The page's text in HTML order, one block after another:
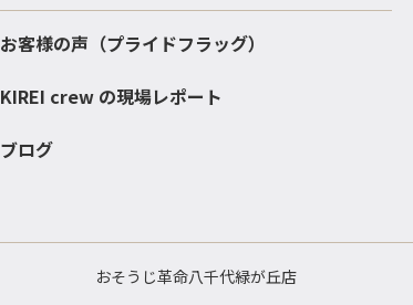
お客様の声（プライドフラッグ）
KIREI crew の現場レポート
ブログ
おそうじ革命八千代緑が丘店